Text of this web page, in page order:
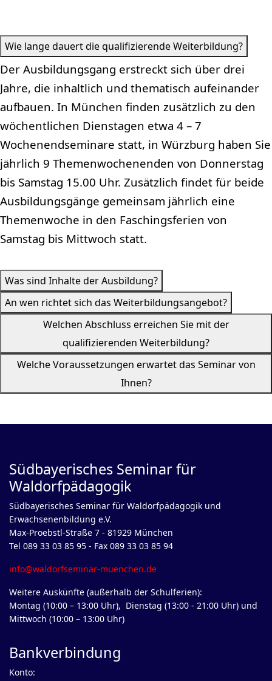
Wie lange dauert die qualifizierende Weiterbildung?
Der Ausbildungsgang erstreckt sich über drei
Jahre, die inhaltlich und thematisch aufeinander
aufbauen. In München finden zusätzlich zu den
wöchentlichen Dienstagen etwa 4 – 7
Wochenendseminare statt, in Würzburg haben Sie
jährlich 9 Themenwochenenden von Donnerstag
bis Samstag 15.00 Uhr. Zusätzlich findet für beide
Ausbildungsgänge gemeinsam jährlich eine
Themenwoche in den Faschingsferien von
Samstag bis Mittwoch statt.
Was sind Inhalte der Ausbildung?
An wen richtet sich das Weiterbildungsangebot?
Welchen Abschluss erreichen Sie mit der
qualifizierenden Weiterbildung?
Welche Voraussetzungen erwartet das Seminar von
Ihnen?
Südbayerisches Seminar für
Waldorfpädagogik
Südbayerisches Seminar für Waldorfpädagogik und
Erwachsenenbildung e.V.
Max-Proebstl-Straße 7 - 81929 München
Tel 089 33 03 85 95 - Fax 089 33 03 85 94
info@waldorfseminar-muenchen.de
Weitere Auskünfte (außerhalb der Schulferien):
Montag (10:00 – 13:00 Uhr), Dienstag (13:00 - 21:00 Uhr) und
Mittwoch (10:00 – 13:00 Uhr)
Bankverbindung
Konto: